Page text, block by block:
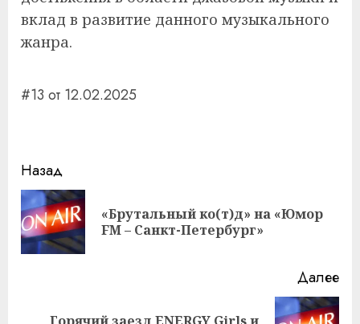
вклад в развитие данного музыкального
жанра.
#13 от 12.02.2025
Навигация
записи
Назад
«Брутальный ко(т)д» на «Юмор
FM – Санкт-Петербург»
Далее